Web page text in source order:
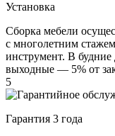
Установка
Сборка мебели
с многолетним
инструмент. В будние
выходные — 5% от
5
Гарантия 3 года